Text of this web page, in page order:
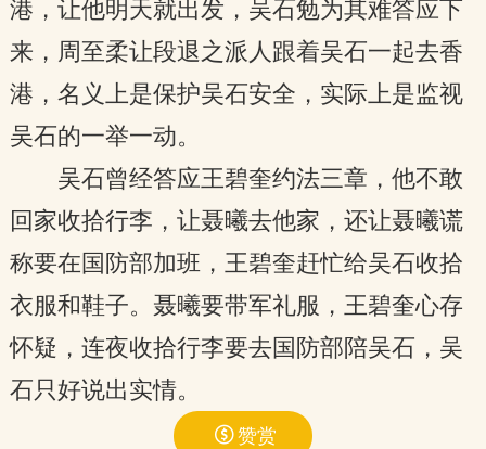
港，让他明天就出发，吴石勉为其难答应下
来，周至柔让段退之派人跟着吴石一起去香
港，名义上是保护吴石安全，实际上是监视
吴石的一举一动。
吴石曾经答应王碧奎约法三章，他不敢
回家收拾行李，让聂曦去他家，还让聂曦谎
称要在国防部加班，王碧奎赶忙给吴石收拾
衣服和鞋子。聂曦要带军礼服，王碧奎心存
怀疑，连夜收拾行李要去国防部陪吴石，吴
石只好说出实情。
赞赏